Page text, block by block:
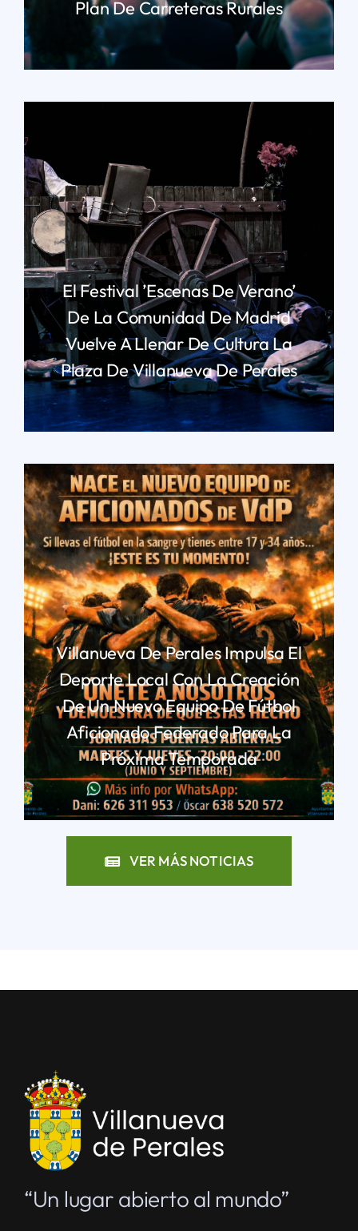
Plan De Carreteras Rurales
LEER MÁS
El Festival ’Escenas De Verano’
De La Comunidad De Madrid
Vuelve A Llenar De Cultura La
Plaza De Villanueva De Perales
LEER MÁS
Villanueva De Perales Impulsa El
Deporte Local Con La Creación
De Un Nuevo Equipo De Fútbol
Aficionado Federado Para La
Próxima Temporada
LEER MÁS
VER MÁS NOTICIAS
“Un lugar abierto al mundo”